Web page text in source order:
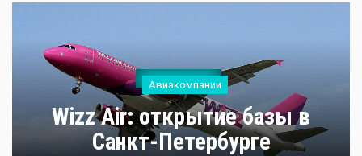
Авиакомпании
Wizz Air: открытие базы в
Санкт-Петербурге